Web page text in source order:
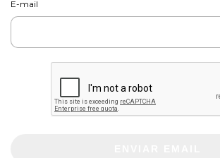
E-mail